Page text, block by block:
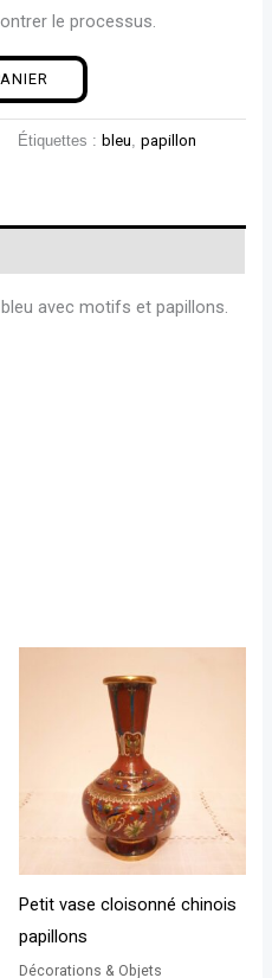
le processus.
Étiquettes : bleu,papillon
avec motifs et papillons.
Petit vase cloisonné chinois
papillons
Décorations & Objets